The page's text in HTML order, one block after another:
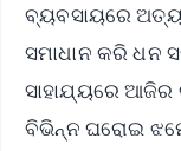
ବ୍ୟବସାୟରେ
ସମାଧାନ କରି ଧନ
ସାହାଯ୍ୟରେ
ବିଭିନ୍ନ ଘରୋଇ